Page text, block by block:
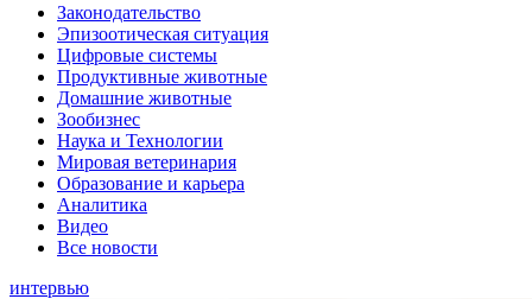
Законодательство
Эпизоотическая ситуация
Цифровые системы
Продуктивные животные
Домашние животные
Зообизнес
Наука и Технологии
Мировая ветеринария
Образование и карьера
Аналитика
Видео
Все новости
интервью